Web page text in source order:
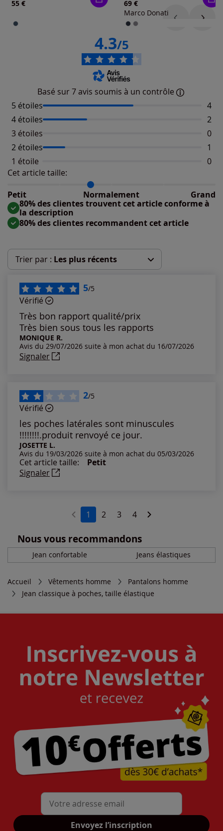
55 €
69 €
Marco Donati
4.3/5
Basé sur 7 avis soumis à un contrôle
5 étoiles
4
4 étoiles
2
3 étoiles
0
2 étoiles
1
1 étoile
0
Cet article taille:
Petit
Normalement Grand
Répartition du taillant selon les avis clients
Taille normalement : 80%
Taille petit : 20%
Taille grand : 0%
80% des clientes trouvent cet article conforme à
la description
80% des clientes recommandent cet article
Trier par : Les plus récents
Les plus récents
Les plus anciens
Notes les plus élevées
Notes les plus basses
5/5
Vérifié
Très bon rapport qualité/prix
Très bien sous tous les rapports
MONIQUE R.
Avis du 29/07/2026 suite à mon achat du 16/07/2026
Signaler
2/5
Vérifié
les poches latérales sont minuscules
!!!!!!!!.produit renvoyé ce jour.
JOSETTE L.
Avis du 19/03/2026 suite à mon achat du 05/03/2026
Cet article taille:
Petit
Signaler
1 2 3 4
Nous vous recommandons
Jean confortable Jeans élastiques
Accueil Vêtements homme
Pantalons homme
Jean classique à poches, taille élastique
Mon adresse mail
Envoyez l’inscription